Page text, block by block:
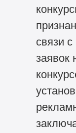
связи
заявок